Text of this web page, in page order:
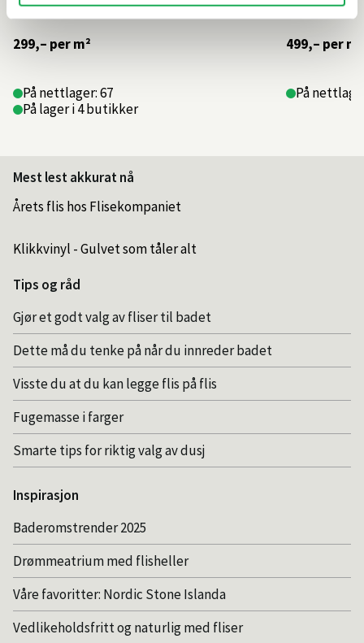
299,– per m²
På nettlager: 67
På lager i 4 butikker
499,– per m²
På
Mest lest akkurat nå
Årets flis hos Flisekompaniet
Klikkvinyl - Gulvet som tåler alt
Tips og råd
Gjør et godt valg av fliser til badet
Dette må du tenke på når du innreder badet
Visste du at du kan legge flis på flis
Fugemasse i farger
Smarte tips for riktig valg av dusj
Inspirasjon
Baderomstrender 2025
Drømmeatrium med flisheller
Våre favoritter: Nordic Stone Islanda
Vedlikeholdsfritt og naturlig med fliser